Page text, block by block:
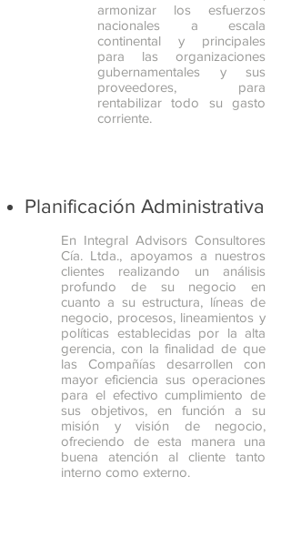
armonizar los esfuerzos
nacionales a escala
continental y principales
para las organizaciones
gubernamentales y sus
proveedores, para
rentabilizar todo su gasto
corriente.
Planificación Administrativa
En Integral Advisors Consultores
Cía. Ltda., apoyamos a nuestros
clientes realizando un análisis
profundo de su negocio en
cuanto a su estructura, líneas de
negocio, procesos, lineamientos y
políticas establecidas por la alta
gerencia, con la finalidad de que
las Compañías desarrollen con
mayor eficiencia sus operaciones
para el efectivo cumplimiento de
sus objetivos, en función a su
misión y visión de negocio,
ofreciendo de esta manera una
buena atención al cliente tanto
interno como externo.